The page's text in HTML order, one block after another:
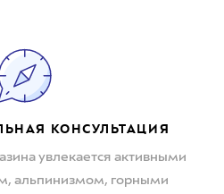
КОНСУЛЬТАЦИЯ
увлекается активными
альпинизмом, горными